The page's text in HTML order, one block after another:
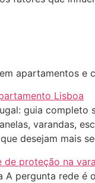
apartamentos e
guia
varandas,
desejam mais
A pergunta rede